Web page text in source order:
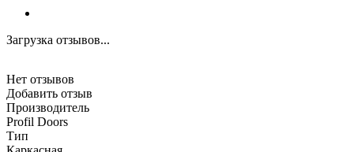
Загрузка отзывов...
Нет отзывов
Добавить отзыв
Производитель
Profil Doors
Тип